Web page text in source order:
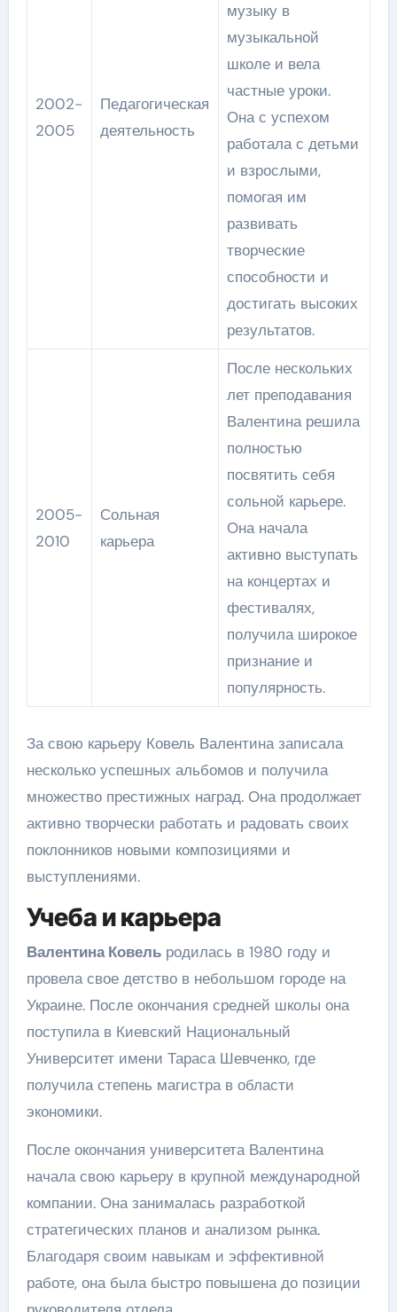
2002-
2005
Педагогическая
деятельность
музыку в
музыкальной
школе и вела
частные уроки.
Она с успехом
работала с детьми
и взрослыми,
помогая им
развивать
творческие
способности и
достигать высоких
результатов.
2005-
2010
Сольная
карьера
После нескольких
лет преподавания
Валентина решила
полностью
посвятить себя
сольной карьере.
Она начала
активно выступать
на концертах и
фестивалях,
получила широкое
признание и
популярность.
За свою карьеру Ковель Валентина записала
несколько успешных альбомов и получила
множество престижных наград. Она продолжает
активно творчески работать и радовать своих
поклонников новыми композициями и
выступлениями.
Учеба и карьера
Валентина Ковельродилась в 1980 году и
провела свое детство в небольшом городе на
Украине. После окончания средней школы она
поступила в Киевский Национальный
Университет имени Тараса Шевченко, где
получила степень магистра в области
экономики.
После окончания университета Валентина
начала свою карьеру в крупной международной
компании. Она занималась разработкой
стратегических планов и анализом рынка.
Благодаря своим навыкам и эффективной
работе, она была быстро повышена до позиции